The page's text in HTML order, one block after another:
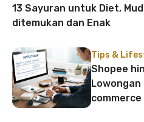
13 Sayuran untuk Diet,
ditemukan dan Enak
Tips &
Shopee
Lowongan
commerce